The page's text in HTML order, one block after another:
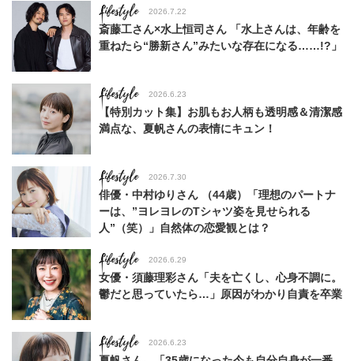
Lifestyle 2026.7.22
斎藤工さん×水上恒司さん 「水上さんは、年齢を
重ねたら“勝新さん”みたいな存在になる……!?」
Lifestyle 2026.6.23
【特別カット集】お肌もお人柄も透明感＆清潔感
満点な、夏帆さんの表情にキュン！
Lifestyle 2026.7.30
俳優・中村ゆりさん （44歳）「理想のパートナ
ーは、”ヨレヨレのTシャツ姿を見せられる
人”（笑）」自然体の恋愛観とは？
Lifestyle 2026.6.29
女優・須藤理彩さん「夫を亡くし、心身不調に。
鬱だと思っていたら…」原因がわかり自責を卒業
Lifestyle 2026.6.23